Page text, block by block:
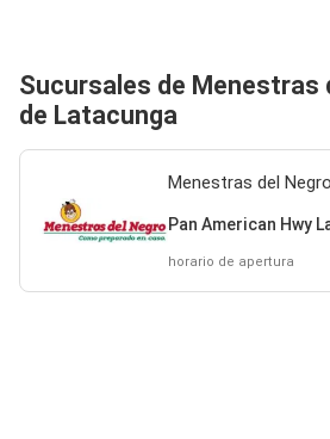
Sucursales de Menestras
de Latacunga
Menestras del Negro
Pan American Hwy
horario de apertura